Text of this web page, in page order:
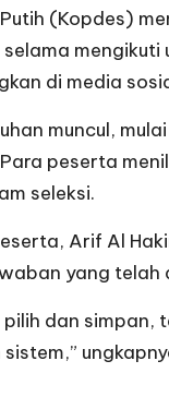
(Kopdes)
di media
muncul,
peserta
seleksi.
Arif Al
yang
pilih dan